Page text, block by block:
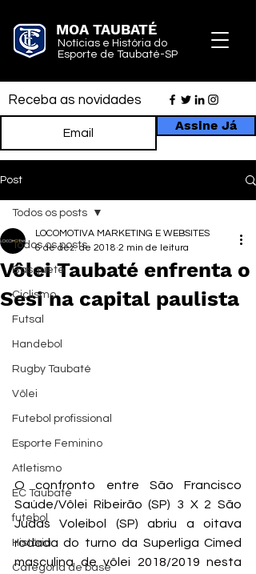
MOA TAUBATÉ
Notícias e História do
Esporte de Taubaté-SP
Receba as novidades
Assine Já
Post
Todos os posts
Basquete
Ciclismo
Futsal
Handebol
Rugby Taubaté
Vôlei
Futebol profissional
Esporte Feminino
Atletismo
EC Taubaté
futebol
História
Categoria de base
Todos os posts
Vôlei Taubaté enfrenta o
Sesi na capital paulista
LOCOMOTIVA MARKETING E WEBSITES
6 de dez. de 2018 2 min de leitura
O confronto entre São Francisco
Saúde/Vôlei Ribeirão (SP) 3 X 2 São
Judas Voleibol (SP) abriu a oitava
rodada do turno da Superliga Cimed
masculina de vôlei 2018/2019 nesta